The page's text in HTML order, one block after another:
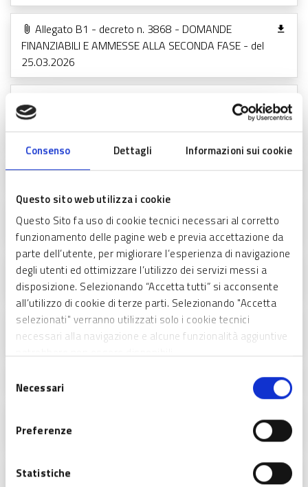
Consenso Dettagli Informazioni sui cookie
Questo sito web utilizza i cookie
Questo Sito fa uso di cookie tecnici necessari al corretto
funzionamento delle pagine web e previa accettazione da
parte dell’utente, per migliorare l’esperienza di navigazione
degli utenti ed ottimizzare l’utilizzo dei servizi messi a
disposizione. Selezionando “Accetta tutti” si acconsente
all’utilizzo di cookie di terze parti. Selezionando "Accetta
selezionati" verranno utilizzati solo i cookie tecnici
necessari alla navigazione e alcune funzionalità aggiuntive
potrebbero non essere disponibili.
delNecessari
Preferenze
Statistiche
Allegato B1 - decreto n. 3868 - DOMANDE
FINANZIABILI E AMMESSE ALLA SECONDA FASE - del
25.03.2026
AMMESSE IN GRADUATORIA, MA NON FINANZIABILI -
del 25.03.2026
DGR 5905 del 23/03/2026 Rifinanziamento bando
integrazione della modulistica
DDS 4002/26 Allegato B - Indicazioni operative per
la gestione e la rendicontazione
DDS 4002/26 Allegato A.27 - Autocertificazione
Destinatario
DDS 4002/26 Allegato A.28 - Timesheet personale
Destinatario
DDS 4002/26 Allegato A.28 - Timesheet personale